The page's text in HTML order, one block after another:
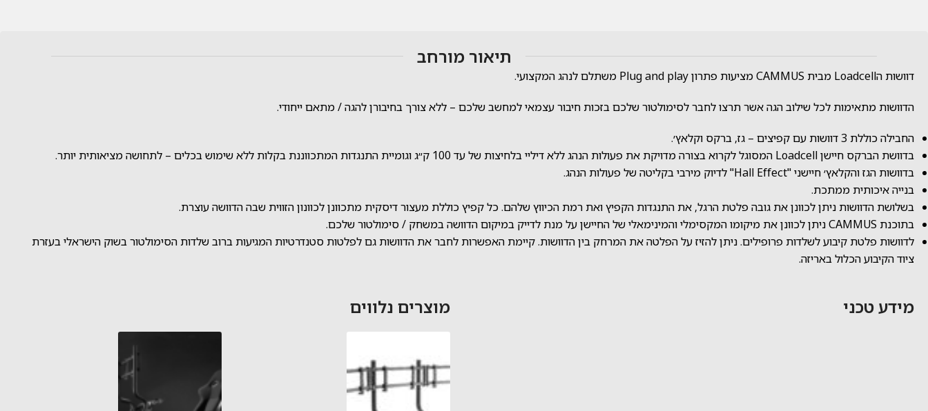
תיאור מורחב
דוושות הLoadcell מבית CAMMUS מציעות פתרון Plug and play משתלם לנהג המקצועי.
הדוושות מתאימות לכל שילוב הגה אשר תרצו לחבר לסימולטור שלכם בזכות חיבור עצמאי למחשב שלכם – ללא צורך בחיבורן להגה / מתאם ייחודי.
החבילה כוללת 3 דוושות עם קפיצים – גז, ברקס וקלאץ׳.
בדוושת הברקס חיישן Loadcell המסוגל לקרוא בצורה מדויקת את פעולות הנהג ללא דיליי בלחיצות של עד 100 ק״ג וגומיית התנגדות המתכווננת בקלות ללא שימוש בכלים – לתחושה מציאותית יותר.
בדוושות הגז והקלאץ׳ חיישני "Hall Effect" לדיוק מירבי בקליטה של פעולות הנהג.
בנייה איכותית ממתכת.
בשלושת הדוושות ניתן לכוונן את גובה פלטת הרגל, את התנגדות הקפיץ ואת רמת הכיווץ שלהם. כל קפיץ כוללת מעצור דיסקית מתכוונן לכוונון הזווית שבה הדוושה עוצרת.
בתוכנת CAMMUS ניתן לכוונן את מיקומו המקסימלי והמינימאלי של החיישן על מנת לדייק במיקום הדוושה במשחק / סימולטור שלכם.
לדוושות פלטת קיבוע לשלדות פרופילים. ניתן להזיז על הפלטה את המרחק בין הדוושות. קיימת האפשרות לחבר את הדוושות גם לפלטות סטנדרטיות המגיעות ברוב שלדות הסימולטור בשוק הישראלי בעזרת
ציוד הקיבוע הכלול באריזה.
מידע טכני מוצרים נלווים